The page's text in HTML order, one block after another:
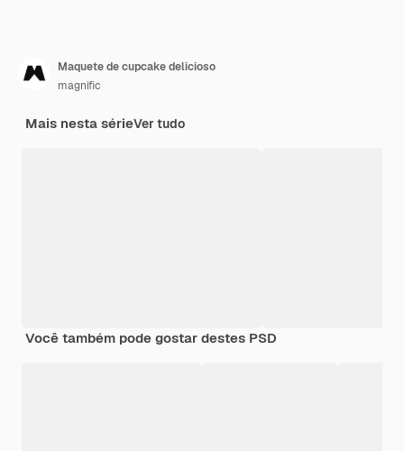
Maquete de cupcake delicioso
magnific
Mais nesta sérieVer tudo
Você também pode gostar destes PSD